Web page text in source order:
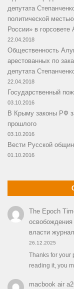
депутата
политической
России» в
22.04.2018
Общественность
арестованных по
депутата
22.04.2018
Государственный
03.10.2016
В Крыму законы РФ
прошлого
03.10.2016
Вести Русской
01.10.2016
The Epoch
освобождения
власти
26.12.2025
Thanks for
reading it, you
macbook air